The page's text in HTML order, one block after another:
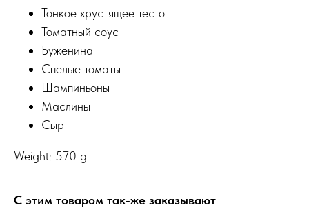
Тонкое хрустящее тесто
Томатный соус
Буженина
Спелые томаты
Шампиньоны
Маслины
Сыр
Weight: 570 g
С этим товаром так-же заказывают